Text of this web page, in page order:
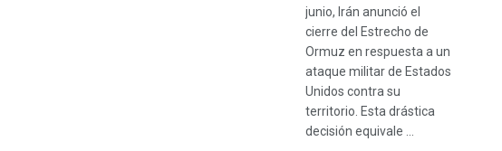
junio, Irán anunció el
cierre del Estrecho de
Ormuz en respuesta a un
ataque militar de Estados
Unidos contra su
territorio. Esta drástica
decisión equivale ...